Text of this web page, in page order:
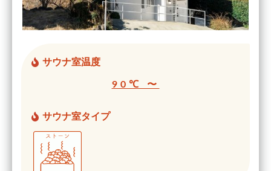
サウナ室温度
90℃ 〜
サウナ室タイプ